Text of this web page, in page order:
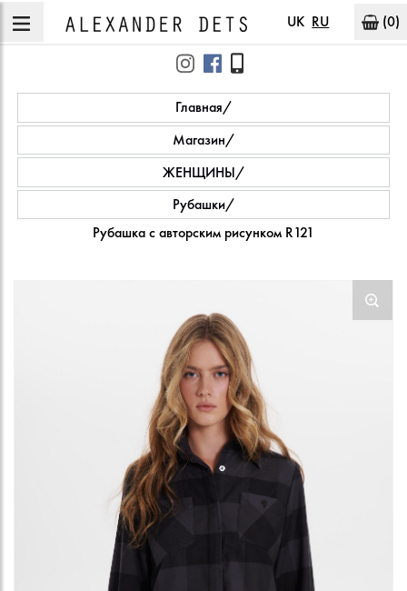
UK RU (0)
Главная
Магазин
ЖЕНЩИНЫ
Рубашки
Рубашка с авторским рисунком R121